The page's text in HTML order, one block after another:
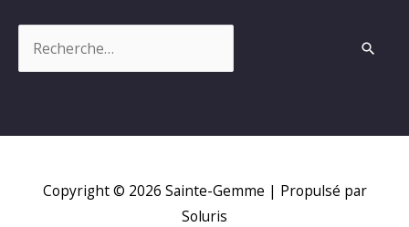
Copyright © 2026 Sainte-Gemme | Propulsé par
Soluris